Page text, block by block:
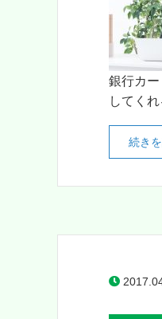
銀行カ
してく
続き